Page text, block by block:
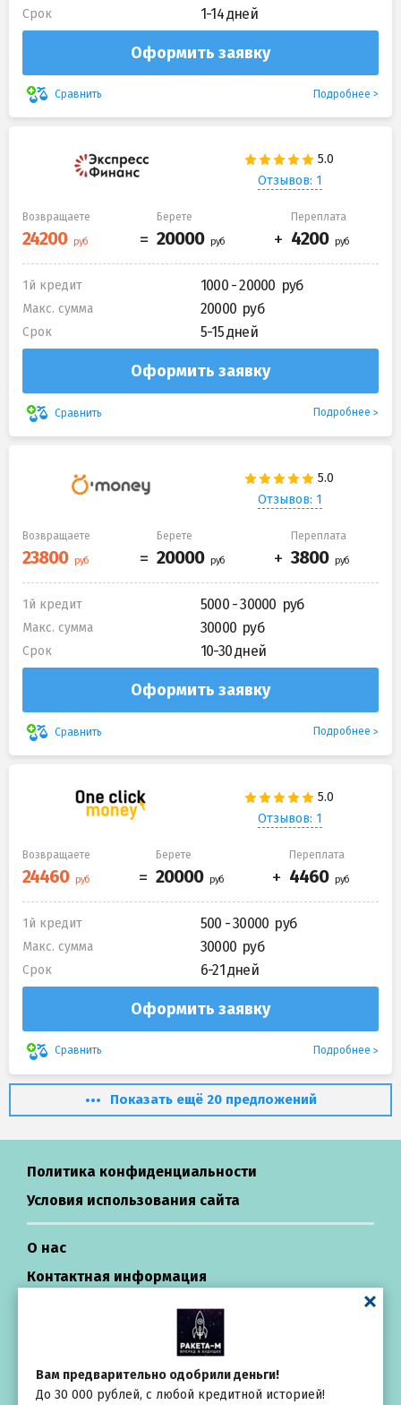
Срок 1-14 дней
Оформить заявку
Сравнить Подробнее
Отзывов: 1
Возвращаете Берете Переплата
1й кредит 1000 - 20000
Макс. сумма 20000
Срок 5-15 дней
Оформить заявку
Сравнить Подробнее
Отзывов: 1
Возвращаете Берете Переплата
1й кредит 5000 - 30000
Макс. сумма 30000
Срок 10-30 дней
Оформить заявку
Сравнить Подробнее
Отзывов: 1
Возвращаете Берете Переплата
1й кредит 500 - 30000
Макс. сумма 30000
Срок 6-21 дней
Оформить заявку
Сравнить Подробнее
Вам предварительно одобрили деньги!
До 30 000 рублей, с любой кредитной историей!
Показать ещё 20 предложений
Политика конфиденциальности
Условия использования сайта
О нас
Контактная информация
Займы в России